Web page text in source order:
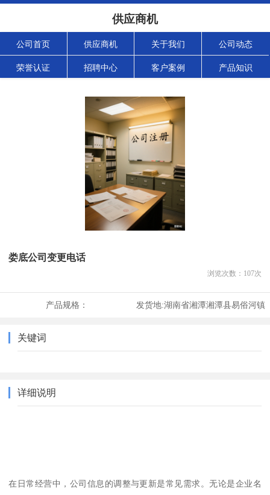
供应商机
公司首页 供应商机 关于我们 公司动态
荣誉认证 招聘中心 客户案例 产品知识
娄底公司变更电话
浏览次数： 107次
产品规格： 发货地:湖南省湘潭湘潭县易俗河镇
关键词
详细说明
在日常经营中，公司信息的调整与更新是常见需求。无论是企业名